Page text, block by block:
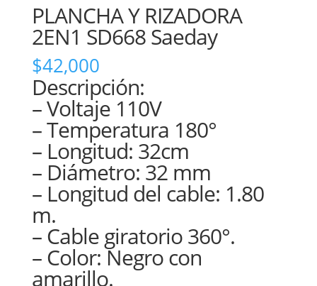
PLANCHA Y RIZADORA
2EN1 SD668 Saeday
$42,000
Descripción:
– Voltaje 110V
– Temperatura 180°
– Longitud: 32cm
– Diámetro: 32 mm
– Longitud del cable: 1.80
m.
– Cable giratorio 360°.
– Color: Negro con
amarillo.